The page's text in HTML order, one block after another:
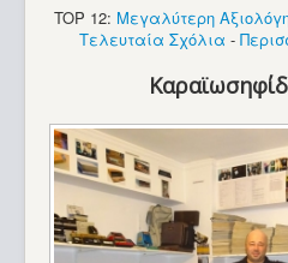
Playstation Power
TOP 12: Μεγαλύτερη
Τελευταία Σχόλια -